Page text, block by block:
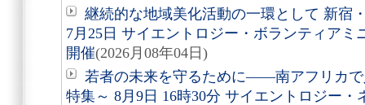
継続的な地域美化活動の一環として 新宿
7月25日 サイエントロジー・ボランティアミ
開催(2026月08年04日)
若者の未来を守るために――南アフリカ
特集～ 8月9日 16時30分 サイエントロジー・